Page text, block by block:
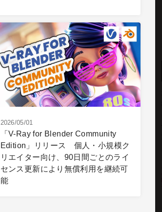
2026/05/01
「V-Ray for Blender Community
Edition」リリース 個人・小規模ク
リエイター向け、90日間ごとのライ
センス更新により無償利用を継続可
能